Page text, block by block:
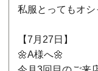
私服とってもオシ
【7月27日】
🌼A様へ🌼